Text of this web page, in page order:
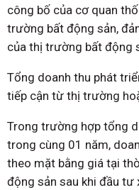
công bố của cơ quan
trường bất động sản,
của thị trường bất động
Tổng doanh thu phát
tiếp cận từ thị trường
Trong trường hợp tổng
trong cùng 01 năm,
theo mặt bằng giá tại
động sản sau khi đầu tư